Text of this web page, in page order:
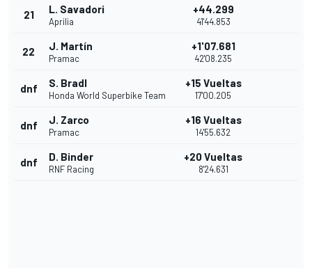
21 L. Savadori
Aprilia
+44.299
41'44.853
22 J. Martín
Pramac
+1'07.681
42'08.235
dnf S. Bradl
Honda World Superbike Team
+15 Vueltas
17'00.205
dnf J. Zarco
Pramac
+16 Vueltas
14'55.632
dnf D. Binder
RNF Racing
+20 Vueltas
8'24.631